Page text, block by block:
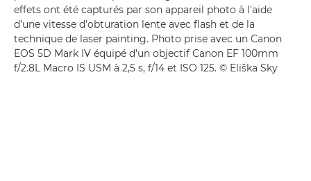
effets ont été capturés par son appareil photo à l'aide
d'une vitesse d'obturation lente avec flash et de la
technique de laser painting. Photo prise avec un Canon
EOS 5D Mark IV équipé d'un objectif Canon EF 100mm
f/2.8L Macro IS USM à 2,5 s, f/14 et ISO 125. © Eliška Sky